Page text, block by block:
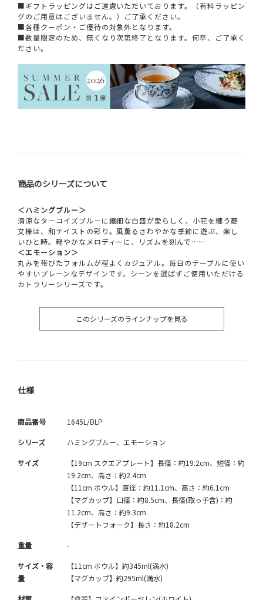
■ギフトラッピングはご遠慮いただいております。（有料ラッピン
グのご用意はございません。）ご了承ください。
■各種クーポン・ご優待の対象外となります。
■数量限定のため、無くなり次第終了となります。何卒、ご了承く
ださい。
商品のシリーズについて
＜ハミングブルー＞
清涼なターコイズブルーに繊細な白盛が愛らしく、小花を纏う菱
文様は、和テイストの彩り。風薫るさわやかな季節に遊ぶ、楽し
いひと時。軽やかなメロディーに、リズムを刻んで……
＜エモーション＞
丸みを帯びたフォルムが程よくカジュアル。毎日のテーブルに使い
やすいプレーンなデザインです。シーンを選ばずご使用いただける
カトラリーシリーズです。
このシリーズのラインナップを見る
仕様
商品番号 1645L/BLP
シリーズ ハミングブルー、エモーション
サイズ
【19cm スクエアプレート】長径：約19.2cm、短径：約
19.2cm、高さ：約2.4cm
【11cm ボウル】直径：約11.1cm、高さ：約6.1cm
【マグカップ】口径：約8.5cm、長径(取っ手含)：約
11.2cm、高さ：約9.3cm
【デザートフォーク】長さ：約18.2cm
重量 -
サイズ・容
量
【11cm ボウル】約345ml(満水)
【マグカップ】約295ml(満水)